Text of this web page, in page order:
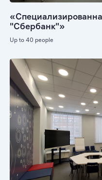
"Сбербанк"»
Up to 40 people